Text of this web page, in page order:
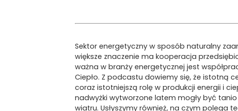
Sektor energetyczny w sposób naturalny
większe znaczenie ma kooperacja
ważna w branży energetycznej jest
Ciepło. Z podcastu dowiemy się, że istotną
coraz istotniejszą rolę w produkcji energii i
nadwyżki wytworzone latem mogły być
wiatru. Usłyszymy również, na czym polega